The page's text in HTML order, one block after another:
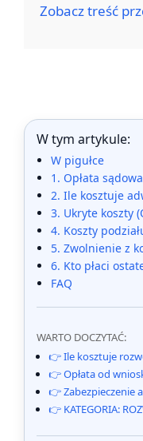
Zobacz treść
W tym artykule:
W pigułce
1. Opłata
2. Ile kosztuje
3. Ukryte koszty
4. Koszty
5. Zwolnienie z
6. Kto płaci
FAQ
WARTO DOCZYTAĆ:
👉 Ile kosztuje
👉 Opłata od
👉 Zabezpieczenie
👉 KATEGORIA: